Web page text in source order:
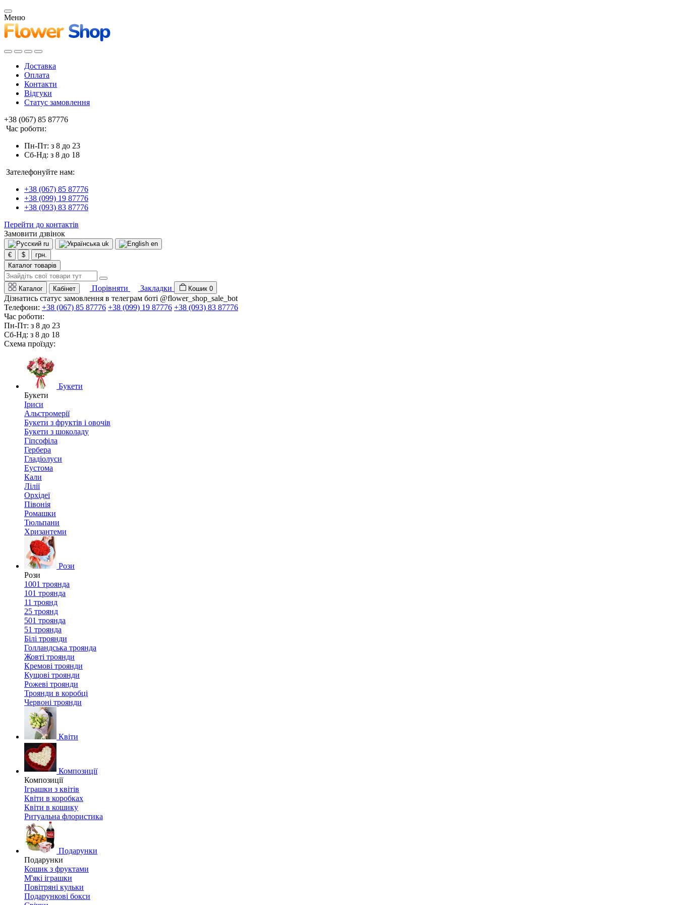
Меню
Доставка
Оплата
Контакти
Відгуки
Статус замовлення
+38 (067) 85 87776
Час роботи:
Пн-Пт: з 8 до 23
Сб-Нд: з 8 до 18
Зателефонуйте нам:
+38 (067) 85 87776
+38 (099) 19 87776
+38 (093) 83 87776
Перейти до контактів
Замовити дзвінок
ru uk
en
€
$
грн.
Каталог товарів
Каталог Кабінет Порівняти Закладки Кошик 0
Дізнатись статус замовлення в телеграм боті @flower_shop_sale_bot
Телефони: +38 (067) 85 87776 +38 (099) 19 87776 +38 (093) 83 87776
Час роботи:
Пн-Пт: з 8 до 23
Сб-Нд: з 8 до 18
Схема проїзду:
Букети
Букети
Іриси
Альстромерії
Букети з фруктів і овочів
Букети з шоколаду
Гіпсофіла
Гербера
Гладіолуси
Еустома
Кали
Лілії
Орхідеї
Півонія
Ромашки
Тюльпани
Хризантеми
Рози
Рози
1001 троянда
101 троянда
11 троянд
25 троянд
501 троянда
51 троянда
Білі троянди
Голландська троянда
Жовті троянди
Кремові троянди
Кущові троянди
Рожеві троянди
Троянди в коробці
Червоні троянди
Квіти
Композиції
Композиції
Іграшки з квітів
Квіти в коробках
Квіти в кошику
Ритуальна флористика
Подарунки
Подарунки
Кошик з фруктами
М'які іграшки
Повітряні кульки
Подарункові бокси